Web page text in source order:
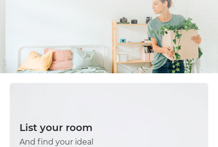
List your room
And find your ideal